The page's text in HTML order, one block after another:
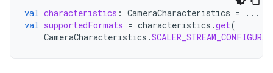
val characteristics : CameraCharacteristics =
...
val supportedFormats = characteristics .get(
CameraCharacteristics .